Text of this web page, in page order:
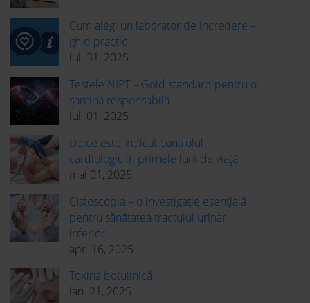
Cum alegi un laborator de incredere –
ghid practic
iul. 31, 2025
Testele NIPT – Gold standard pentru o
sarcină responsabilă
iul. 01, 2025
De ce este indicat controlul
cardiologic în primele luni de viață
mai 01, 2025
Cistoscopia – o investigație esențială
pentru sănătatea tractului urinar
inferior
apr. 16, 2025
Toxina botulinică
ian. 21, 2025